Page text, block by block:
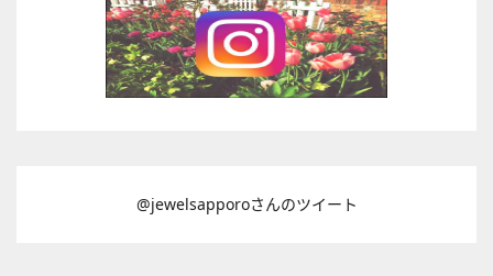
@jewelsapporoさんのツイート